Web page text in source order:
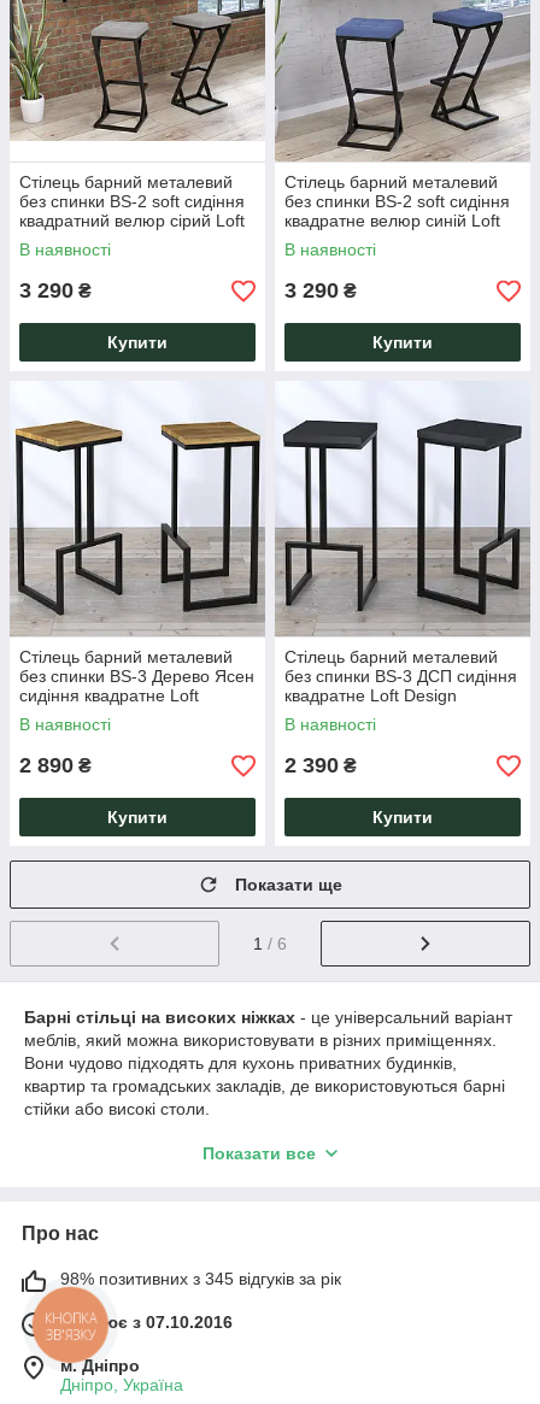
Стілець барний металевий
без спинки BS-2 soft сидіння
квадратний велюр сірий Loft
Design
В наявності
3 290 ₴
Купити
Стілець барний металевий
без спинки BS-2 soft сидіння
квадратне велюр синій Loft
Design
В наявності
3 290 ₴
Купити
Стілець барний металевий
без спинки BS-3 Дерево Ясен
сидіння квадратне Loft
Design
В наявності
2 890 ₴
Купити
Стілець барний металевий
без спинки BS-3 ДСП сидіння
квадратне Loft Design
В наявності
2 390 ₴
Купити
Показати ще
1 / 6
Барні стільці на високих ніжках - це універсальний варіант
меблів, який можна використовувати в різних приміщеннях.
Вони чудово підходять для кухонь приватних будинків,
квартир та громадських закладів, де використовуються барні
стійки або високі столи.
місцях, наприклад, на рецепціях, салонах та торгових залах.
У чому переваги барних стільців на ніжках?
Високий комфорт.Мають високу посадку, що
дозволяє зручно сидіти, не напружуючи спину та ноги.
Стильний дизайн. Можуть стати яскравим акцентом
у будь-якому інтер'єрі.
Універсальність.
Показати все
Про нас
98% позитивних з 345 відгуків за рік
Працює з 07.10.2016
м. Дніпро
Дніпро, Україна
КНОПКА
ЗВ'ЯЗКУ